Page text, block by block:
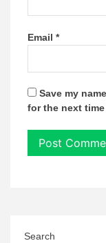
Email *
Save my
for the next
Search